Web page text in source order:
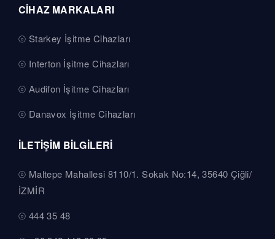
CİHAZ MARKALARI
Starkey İşitme Cihazları
Interton İşitme Cihazları
Audifon İşitme Cihazları
Danavox İşitme Cihazları
İLETİŞİM BİLGİLERİ
Maltepe Mahallesi 8110/1. Sokak No:14, 35640 Çiğli/
İZMİR
444 35 48